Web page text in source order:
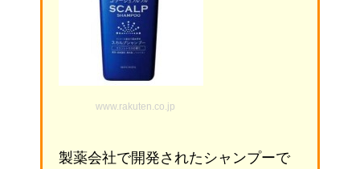
www.rakuten.co.jp
製薬会社で開発されたシャンプーで